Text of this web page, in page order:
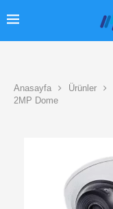
Anasayfa Ürünler
2MP Dome